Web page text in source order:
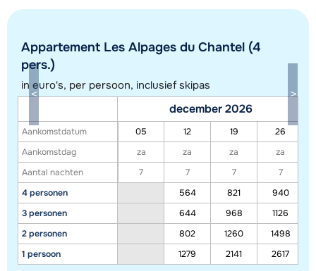
Toon alle accommodaties in dit gebied
exacte locatie kan enigszins afwijken.
Appartement Les Alpages du Chantel (4
pers.)
in euro's, per persoon, inclusief skipas
Aankomstdatum
Aankomstdag
Aantal nachten
4 personen
3 personen
2 personen
1 persoon
december 2026
05 12 19
26
za
za za
za
7
7 7
7
564
821
940
644
968
1126
802
1260
1498
1279
2141 2617